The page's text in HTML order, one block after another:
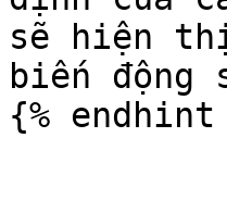
sẽ hiện
biến động